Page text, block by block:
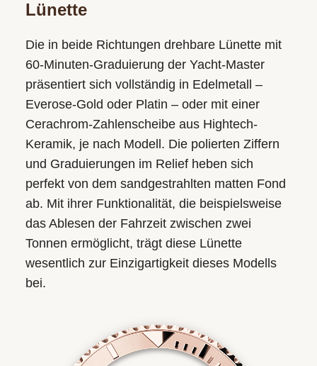
Lünette
Die in beide Richtungen drehbare Lünette mit
60-Minuten-Graduierung der Yacht‑Master
präsentiert sich vollständig in Edelmetall –
Everose-Gold oder Platin – oder mit einer
Cerachrom-Zahlenscheibe aus Hightech-
Keramik, je nach Modell. Die polierten Ziffern
und Graduierungen im Relief heben sich
perfekt von dem sandgestrahlten matten Fond
ab. Mit ihrer Funktionalität, die beispielsweise
das Ablesen der Fahrzeit zwischen zwei
Tonnen ermöglicht, trägt diese Lünette
wesentlich zur Einzigartigkeit dieses Modells
bei.